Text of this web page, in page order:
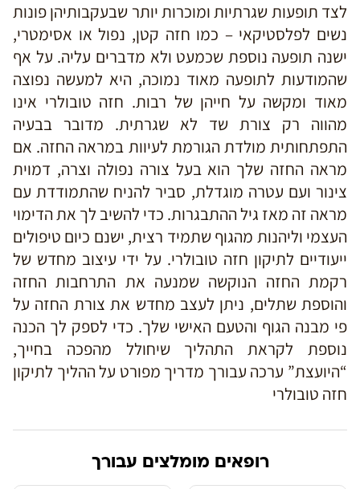
לצד תופעות שגרתיות ומוכרות יותר שבעקבותיהן פונות
נשים לפלסטיקאי – כמו חזה קטן, נפול או אסימטרי,
ישנה תופעה נוספת שכמעט ולא מדברים עליה. על אף
שהמודעות לתופעה מאוד נמוכה, היא למעשה נפוצה
מאוד ומקשה על חייהן של רבות. חזה טובולרי אינו
מהווה רק צורת שד לא שגרתית. מדובר בבעיה
התפתחותית מולדת הגורמת לעיוות במראה החזה. אם
מראה החזה שלך הוא בעל צורה נפולה וצרה, דמוית
צינור ועם עטרה מוגדלת, סביר להניח שהתמודדת עם
מראה זה מאז גיל ההתבגרות. כדי להשיב לך את הדימוי
העצמי וליהנות מהגוף שתמיד רצית, ישנם כיום טיפולים
ייעודיים לתיקון חזה טובולרי. על ידי עיצוב מחדש של
רקמת החזה הנוקשה שמנעה את התרחבות החזה
והוספת שתלים, ניתן לעצב מחדש את צורת החזה על
פי מבנה הגוף והטעם האישי שלך. כדי לספק לך הכנה
נוספת לקראת התהליך שיחולל מהפכה בחייך,
“היועצת” ערכה עבורך מדריך מפורט על ההליך לתיקון
חזה טובולרי
רופאים מומלצים עבורך